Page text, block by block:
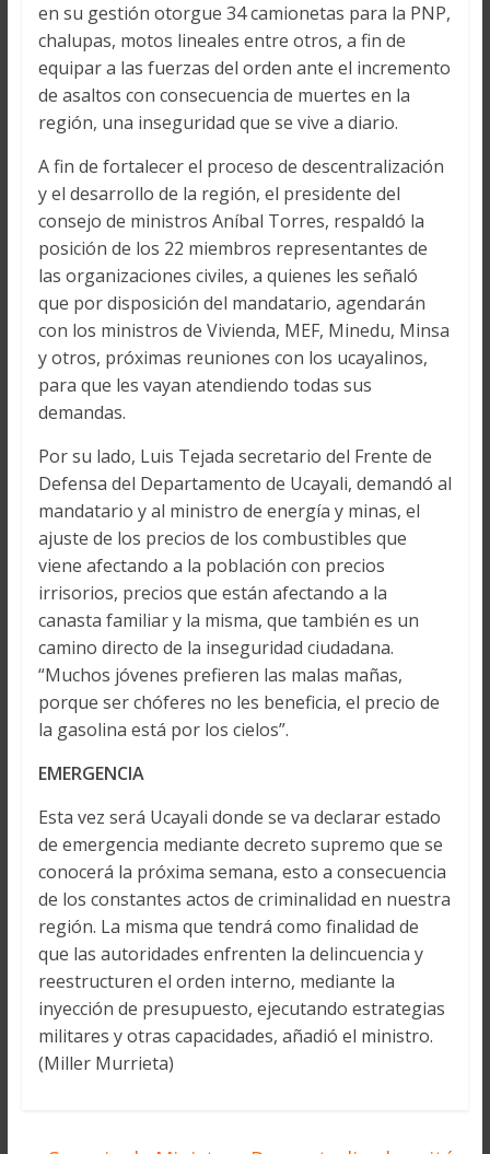
en su gestión otorgue 34 camionetas para la PNP,
chalupas, motos lineales entre otros, a fin de
equipar a las fuerzas del orden ante el incremento
de asaltos con consecuencia de muertes en la
región, una inseguridad que se vive a diario.
A fin de fortalecer el proceso de descentralización
y el desarrollo de la región, el presidente del
consejo de ministros Aníbal Torres, respaldó la
posición de los 22 miembros representantes de
las organizaciones civiles, a quienes les señaló
que por disposición del mandatario, agendarán
con los ministros de Vivienda, MEF, Minedu, Minsa
y otros, próximas reuniones con los ucayalinos,
para que les vayan atendiendo todas sus
demandas.
Por su lado, Luis Tejada secretario del Frente de
Defensa del Departamento de Ucayali, demandó al
mandatario y al ministro de energía y minas, el
ajuste de los precios de los combustibles que
viene afectando a la población con precios
irrisorios, precios que están afectando a la
canasta familiar y la misma, que también es un
camino directo de la inseguridad ciudadana.
“Muchos jóvenes prefieren las malas mañas,
porque ser chóferes no les beneficia, el precio de
la gasolina está por los cielos”.
EMERGENCIA
Esta vez será Ucayali donde se va declarar estado
de emergencia mediante decreto supremo que se
conocerá la próxima semana, esto a consecuencia
de los constantes actos de criminalidad en nuestra
región. La misma que tendrá como finalidad de
que las autoridades enfrenten la delincuencia y
reestructuren el orden interno, mediante la
inyección de presupuesto, ejecutando estrategias
militares y otras capacidades, añadió el ministro.
(Miller Murrieta)